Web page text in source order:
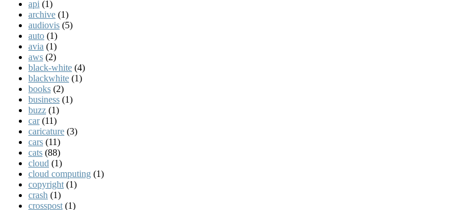
api (1)
archive (1)
audiovis (5)
auto (1)
avia (1)
aws (2)
black-white (4)
blackwhite (1)
books (2)
business (1)
buzz (1)
car (11)
caricature (3)
cars (11)
cats (88)
cloud (1)
cloud computing (1)
copyright (1)
crash (1)
crosspost (1)